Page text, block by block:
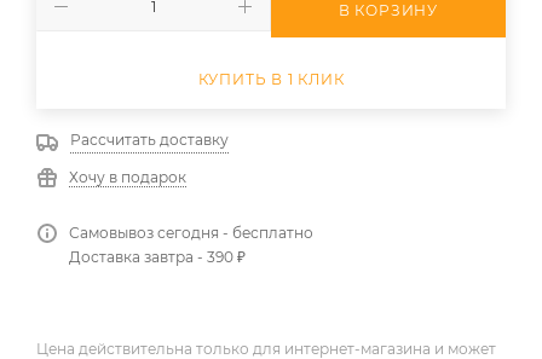
В КОРЗИНУ
КУПИТЬ В 1 КЛИК
Рассчитать доставку
Хочу в подарок
Самовывоз сегодня - бесплатно
Доставка завтра - 390 ₽
Цена действительна только для интернет-магазина и может